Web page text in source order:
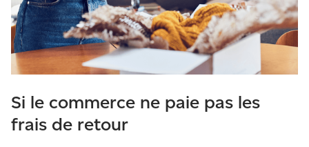
Si le commerce ne paie pas les
frais de retour